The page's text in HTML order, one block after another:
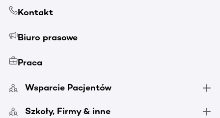
Kontakt
Biuro prasowe
Praca
Wsparcie Pacjentów
Szkoły, Firmy & inne